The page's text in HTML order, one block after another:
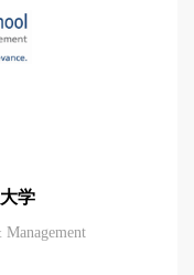
学